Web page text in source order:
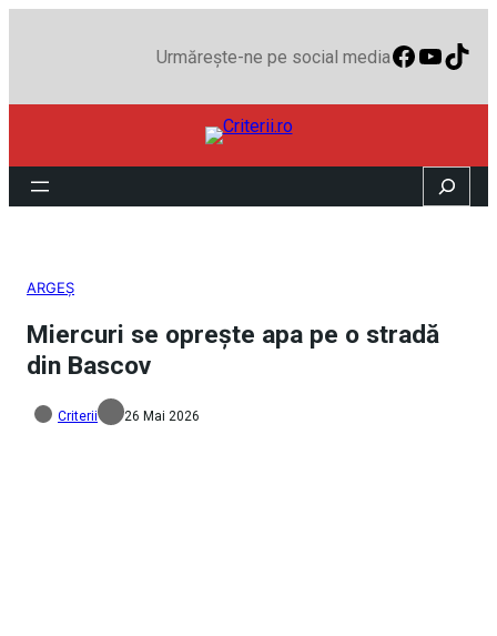
Urmărește-ne pe social media
Search
ARGEȘ
Miercuri se oprește apa pe o stradă
din Bascov
Criterii 26 Mai 2026